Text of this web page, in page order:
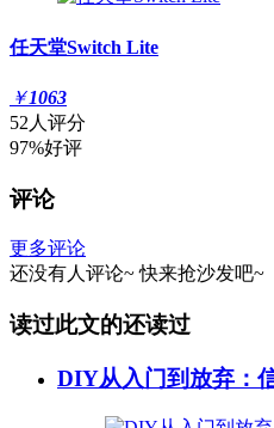
任天堂Switch Lite
￥1063
52人评分
97%好评
评论
更多评论
还没有人评论~ 快来抢沙发吧~
读过此文的还读过
DIY从入门到放弃：